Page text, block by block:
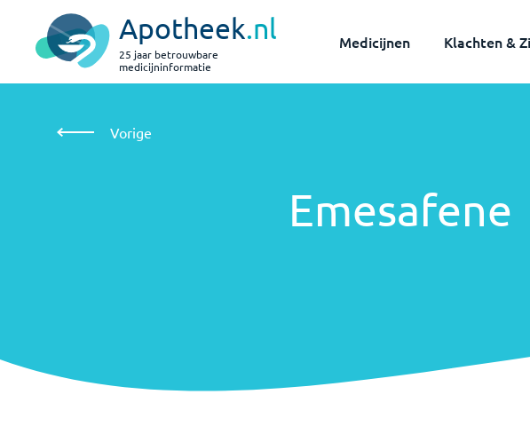
Apotheek.nl
25 jaar betrouwbare
medicijninformatie
Medicijnen Klachten &
Vorige
Emesafene